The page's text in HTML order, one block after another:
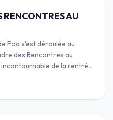
RENCONTRES AU
Foa s'est déroulée au
des Rencontres au
incontournable de la rentrée